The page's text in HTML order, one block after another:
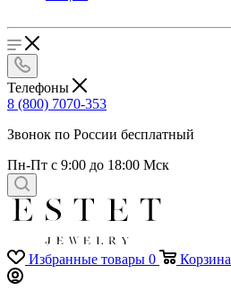
Телефоны
8 (800) 7070-353
Звонок по России бесплатный
Пн-Пт с 9:00 до 18:00 Мск
Избранные товары 0 Корзина